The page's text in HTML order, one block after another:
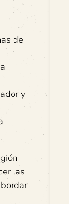
de
y
las